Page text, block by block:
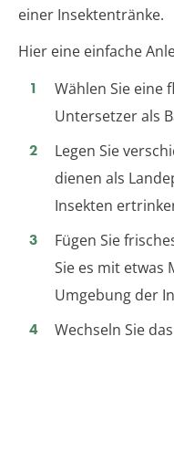
einer Insektentränke.
Hier eine einfache
Wählen Sie eine
Untersetzer als
Legen Sie
dienen als
Insekten
Fügen Sie
Sie es mit etwas
Umgebung der
Wechseln Sie